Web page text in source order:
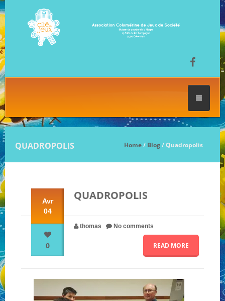
LES SÉANCES DE JEU
FESTIVAL DU JEU
NOS JEUX
NOS PARTENAIRES
QUI SOMMES-NOUS ?
QUADROPOLIS Home/ Blog/ Quadropolis
Avr
04
0
QUADROPOLIS
thomas No comments
READ MORE